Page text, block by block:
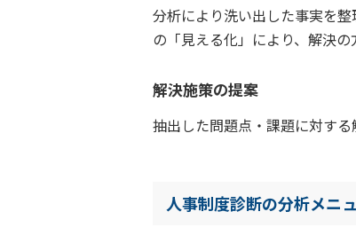
分析により洗い出した事実を
の「見える化」により、解決の
解決施策の提案
抽出した問題点・課題に対する
人事制度診断の分析メニ